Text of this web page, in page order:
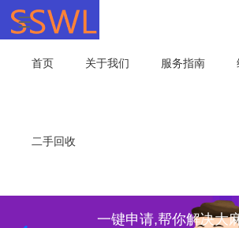
首页 关于我们 服务指南
二手回收
一键申请,帮你解决大